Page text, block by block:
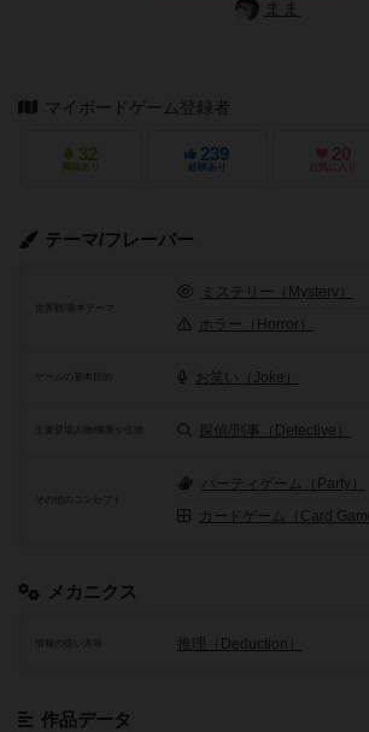
まま
マイボードゲーム登録者
32
興味あり
239
経験あり
20
お気に入り
テーマ/フレーバー
世界観/基本テーマ
ミステリー（Mystery）
ホラー（Horror）
ゲームの基本目的 お笑い（Joke）
探偵/刑事（Detective）
その他のコンセプト
パーティゲーム（Party）
カードゲーム（Card
メカニクス
推理（Deduction）
作品データ